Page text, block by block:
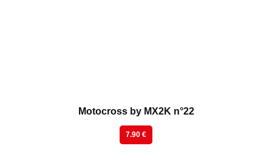
Motocross by MX2K n°22
7.90 €